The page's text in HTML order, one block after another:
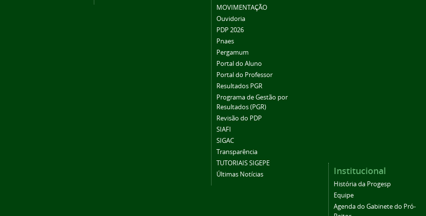
MOVIMENTAÇÃO
Ouvidoria
PDP 2026
Pnaes
Pergamum
Portal do Aluno
Portal do Professor
Resultados PGR
Programa de Gestão por
Resultados (PGR)
Revisão do PDP
SIAFI
SIGAC
Transparência
TUTORIAIS SIGEPE
Últimas Notícias
Institucional
História da Progesp
Equipe
Agenda do Gabinete do Pró-